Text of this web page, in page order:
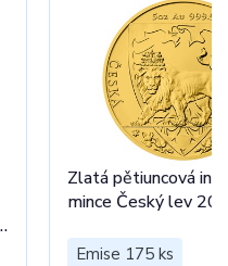
Zlatá pětiuncová
mince Český lev
Emise 175 ks